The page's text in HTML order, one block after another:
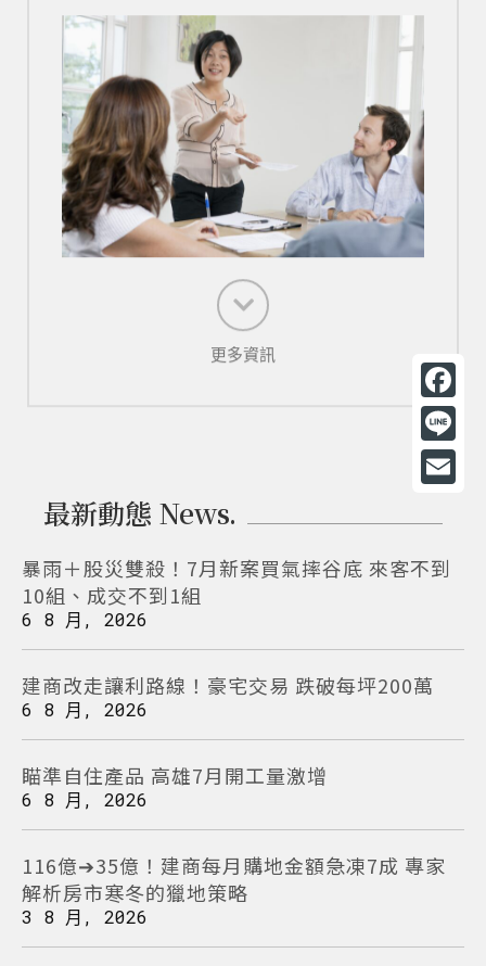
更多資訊
最新動態 News.
暴雨＋股災雙殺！7月新案買氣摔谷底 來客不到
10組、成交不到1組
6 8 月, 2026
建商改走讓利路線！豪宅交易 跌破每坪200萬
6 8 月, 2026
瞄準自住產品 高雄7月開工量激增
6 8 月, 2026
116億➔35億！建商每月購地金額急凍7成 專家
解析房市寒冬的獵地策略
3 8 月, 2026
F
a
c
e
k
L
n
e
a